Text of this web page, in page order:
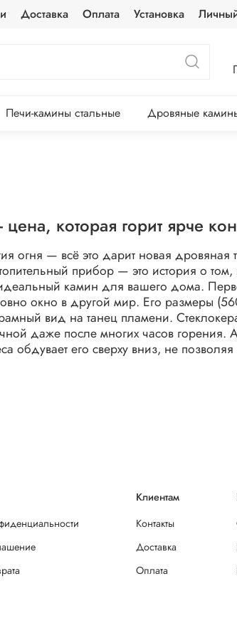
Доставка Оплата Установка
Печи-камины стальные Дровяные
которая горит ярче
огня — всё это дарит новая
прибор — это история о
камин для вашего дома.
окно в другой мир. Его размеры
вид на танец пламени.
даже после многих часов горения.
обдувает его сверху вниз, не
Клиентам
Контакты
Доставка
Оплата